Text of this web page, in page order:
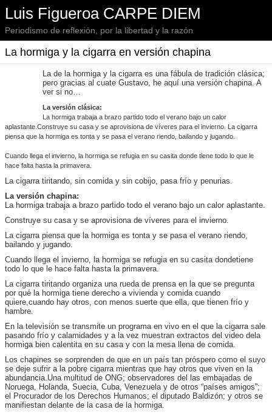
Luis Figueroa CARPE DIEM
Periodismo de reflexión, por la libertad y la razón
La hormiga y la cigarra en versión chapina
La de la hormiga y la cigarra es una fábula de tradición clásica;
pero gracias al cuate Gustavo, he aquí una versión chapina. A
ver si no…
La versión clásica:
La hormiga trabaja a brazo partido todo el verano bajo un calor
aplastante.Construye su casa y se aprovisiona de víveres para el invierno. La cigarra
piensa que la hormiga es tonta y se pasa el verano riendo, bailando y jugando.
Cuando llega el invierno, la hormiga se refugia en su casita donde tiene todo lo que le
hace falta hasta la primavera.
La cigarra tiritando, sin comida y sin cobijo, pasa frío y penurias.
La versión chapina:
La hormiga trabaja a brazo partido todo el verano bajo un calor aplastante.
Construye su casa y se aprovisiona de víveres para el invierno.
La cigarra piensa que la hormiga es tonta y se pasa el verano riendo,
bailando y jugando.
Cuando llega el invierno, la hormiga se refugia en su casita dondetiene
todo lo que le hace falta hasta la primavera.
La cigarra tiritando organiza una rueda de prensa en la que se pregunta
por qué la hormiga tiene derecho a vivienda y comida cuando
quiere,cuando hay otros, con menos suerte que ella, que tienen frío y
hambre.
En la televisión se transmite un programa en vivo en el que la cigarra sale
pasando frío y calamidades y a la vez muestran extractos del video dela
hormiga bien calentita en su casa y con la mesa llena de comida.
Los chapines se sorprenden de que en un país tan próspero como el suyo
se deje sufrir a la pobre cigarra mientras que hay otros que viven en la
abundancia.Una multitud de ONG; observadores del las embajadas de
Noruega, Holanda, Suecia, Cuba, Venezuela y de otros “países amigos”;
el Procurador de los Derechos Humanos; el diputado Baldizón; y otros se
manifiestan delante de la casa de la hormiga.